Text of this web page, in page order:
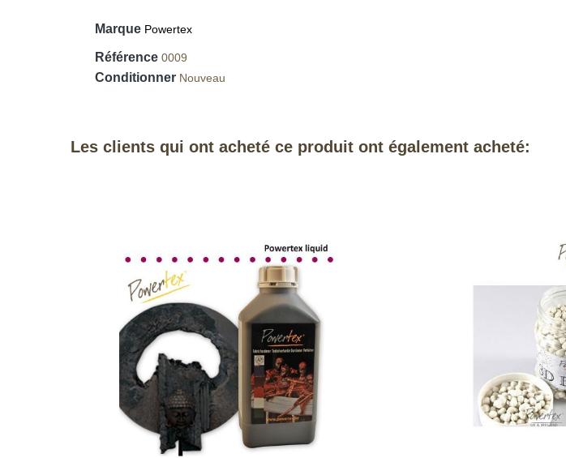
Marque Powertex
Référence 0009
Conditionner Nouveau
Les clients qui ont acheté ce produit ont également acheté: